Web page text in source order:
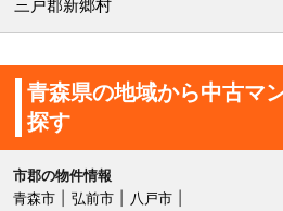
三戸郡新郷村
青森県の地域から中古マ
探す
市郡の物件情報
青森市
弘前市 八戸市